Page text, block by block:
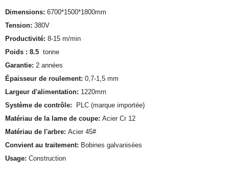
Dimensions: 6700*1500*1800mm
Tension: 380V
Productivité: 8-15 m/min
Poids : 8.5 tonne
Garantie: 2 années
Épaisseur de roulement: 0,7-1,5 mm
Largeur d'alimentation: 1220mm
Système de contrôle:
PLC (marque importée)
Matériau de la lame de coupe: Acier Cr 12
Matériau de l'arbre: Acier 45#
Convient au traitement: Bobines galvanisées
Usage: Construction